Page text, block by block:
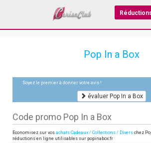
Pop In a Box
Soyez le premier à donner votre avis !
évaluer Pop In a Box
Code promo Pop In a Box
Economisez sur vos achats Cadeaux / Collections / Divers chez
réductions en ligne utilisables sur popinabox.fr